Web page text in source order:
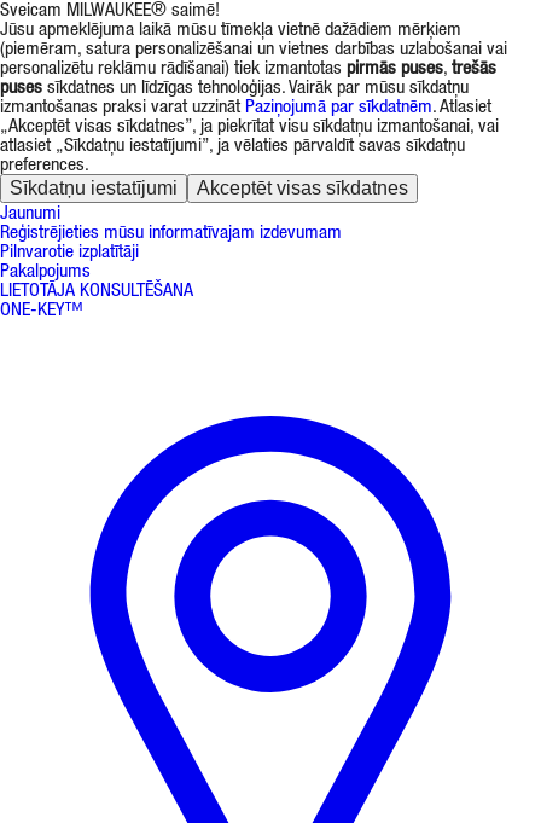
Sveicam MILWAUKEE® saimē!
Jūsu apmeklējuma laikā mūsu tīmekļa vietnē dažādiem mērķiem
(piemēram, satura personalizēšanai un vietnes darbības uzlabošanai vai
personalizētu reklāmu rādīšanai) tiek izmantotas pirmās puses, trešās
puses sīkdatnes un līdzīgas tehnoloģijas. Vairāk par mūsu sīkdatņu
izmantošanas praksi varat uzzināt Paziņojumā par sīkdatnēm. Atlasiet
„Akceptēt visas sīkdatnes”, ja piekrītat visu sīkdatņu izmantošanai, vai
atlasiet „Sīkdatņu iestatījumi”, ja vēlaties pārvaldīt savas sīkdatņu
preferences.
Sīkdatņu iestatījumi Akceptēt visas sīkdatnes
Jaunumi
Reģistrējieties mūsu informatīvajam izdevumam
Pilnvarotie izplatītāji
Pakalpojums
LIETOTĀJA KONSULTĒŠANA
ONE-KEY™